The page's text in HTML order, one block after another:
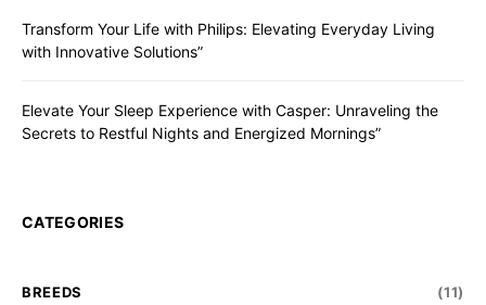
Transform Your Life with Philips: Elevating Everyday Living
with Innovative Solutions”
Elevate Your Sleep Experience with Casper: Unraveling the
Secrets to Restful Nights and Energized Mornings”
CATEGORIES
BREEDS (11)